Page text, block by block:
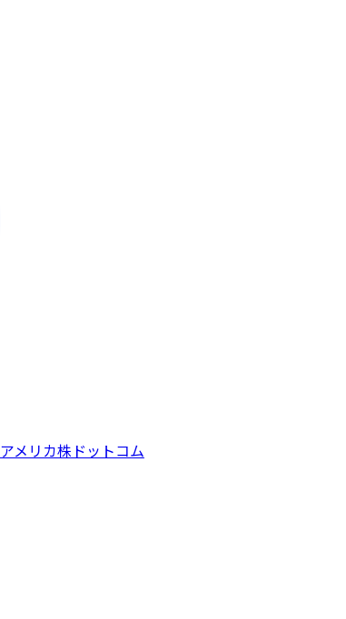
アメリカ株ドットコム